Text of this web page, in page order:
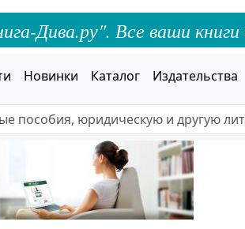
Дива.ру". Все ваши книги
Новинки Каталог Издательства